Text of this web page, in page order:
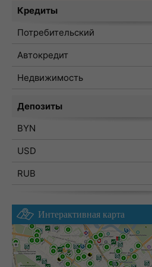
Кредиты
Потребительский
Автокредит
Недвижимость
Депозиты
BYN
USD
RUB
Интерактивная карта